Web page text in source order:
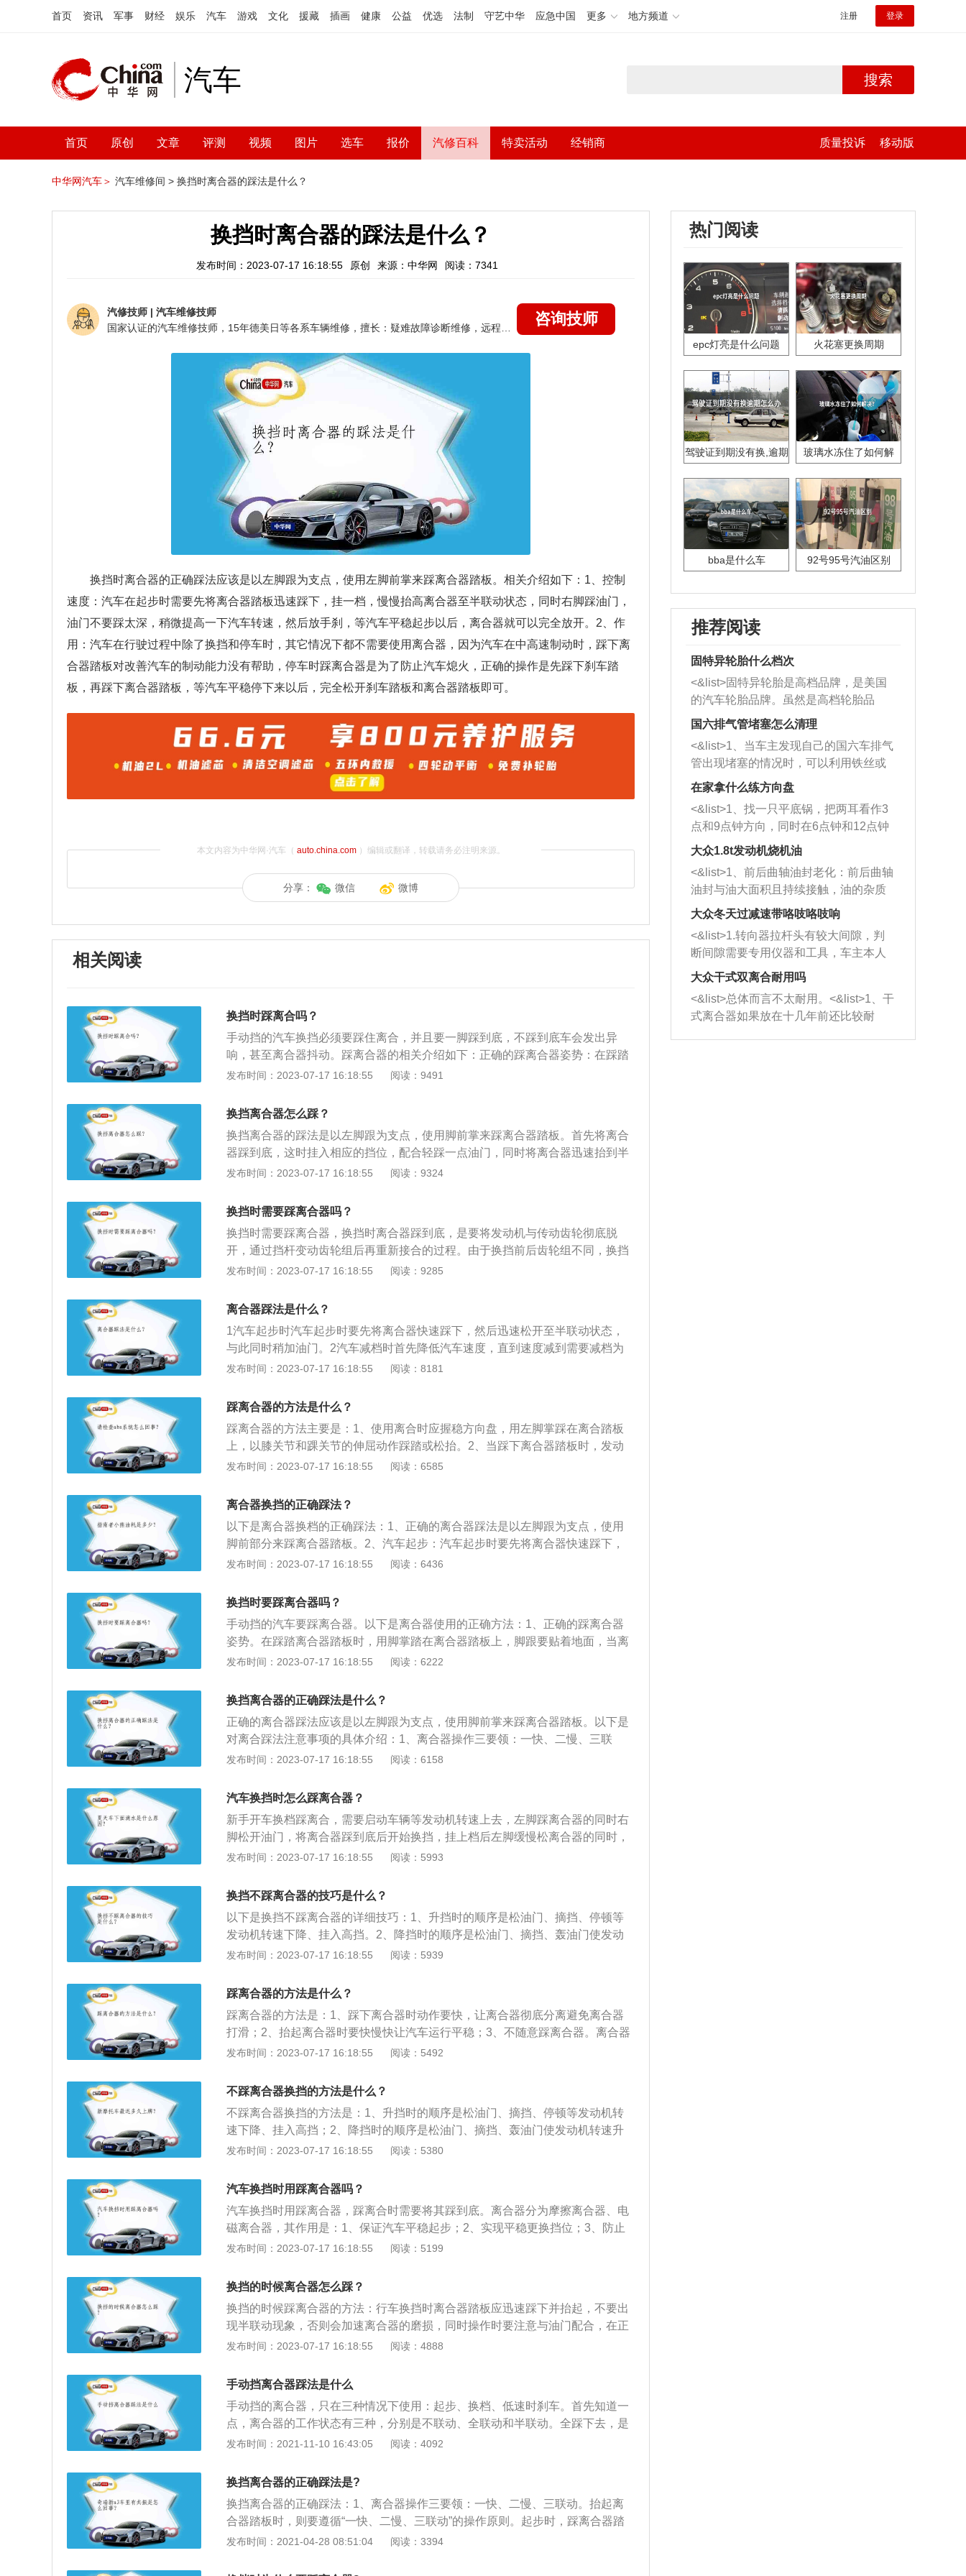
首页 资讯 军事 财经 娱乐 汽车 游戏 文化 援藏 插画 健康 公益 优选 法制 守艺中华 应急中国 更多 地方频道 注册 登录
汽车 搜索
首页 原创 文章 评测 视频 图片 选车 报价 汽修百科 特卖活动 经销商 质量投诉 移动版
中华网汽车＞ 汽车维修间 > 换挡时离合器的踩法是什么？
换挡时离合器的踩法是什么？
发布时间：2023-07-17 16:18:55 原创 来源：中华网 阅读：7341
汽修技师 | 汽车维修技师
咨询技师
换挡时离合器的正确踩法应该是以左脚跟为支点，使用左脚前掌来踩离合器踏板。相关介绍如下：1、控制
速度：汽车在起步时需要先将离合器踏板迅速踩下，挂一档，慢慢抬高离合器至半联动状态，同时右脚踩油门，
油门不要踩太深，稍微提高一下汽车转速，然后放手刹，等汽车平稳起步以后，离合器就可以完全放开。2、作
用：汽车在行驶过程中除了换挡和停车时，其它情况下都不需要使用离合器，因为汽车在中高速制动时，踩下离
合器踏板对改善汽车的制动能力没有帮助，停车时踩离合器是为了防止汽车熄火，正确的操作是先踩下刹车踏
板，再踩下离合器踏板，等汽车平稳停下来以后，完全松开刹车踏板和离合器踏板即可。
本文内容为中华网·汽车（ auto.china.com）编辑或翻译，转载请务必注明来源。
分享： 微信 微博
相关阅读
换挡时踩离合吗？
手动挡的汽车换挡必须要踩住离合，并且要一脚踩到底，不踩到底车会发出异
响，甚至离合器抖动。踩离合器的相关介绍如下：正确的踩离合器姿势：在踩踏
离合器踏板时，用脚掌踏在离合器踏板上，脚跟要贴着地面，当离合器踩到最低
状态，要确保离合器完全分离，不至于磨损；控制离合的时机：在开车时，离合
器不要松得太快或刻意将发动机转速提升得过高。这会加速离合器的损耗。
发布时间：2023-07-17 16:18:55 阅读：9491
换挡离合器怎么踩？
换挡离合器的踩法是以左脚跟为支点，使用脚前掌来踩离合器踏板。首先将离合
器踩到底，这时挂入相应的挡位，配合轻踩一点油门，同时将离合器迅速抬到半
联动位置，感到离合吻合之后，这时就可以完全放掉离合器。离合器位于发动机
的输出轴就是变速箱的输入轴。其作用是驾驶员的正确操纵，实现离合器前后部
分间接作用起步。
发布时间：2023-07-17 16:18:55 阅读：9324
换挡时需要踩离合器吗？
换挡时需要踩离合器，换挡时离合器踩到底，是要将发动机与传动齿轮彻底脱
开，通过挡杆变动齿轮组后再重新接合的过程。由于换挡前后齿轮组不同，换挡
后要接合的齿轮组间有转速差，是通过同步器实现同步的。进挡过程中，如果离
合，轻则加剧磨损，严重的话会发生打齿，造成变速箱损坏。换挡技术要求可归
纳为八个字：及时、正确、平稳、迅速。
发布时间：2023-07-17 16:18:55 阅读：9285
离合器踩法是什么？
1汽车起步时汽车起步时要先将离合器快速踩下，然后迅速松开至半联动状态，
与此同时稍加油门。2汽车减档时首先降低汽车速度，直到速度减到需要减档为
止，迅速踩下离合，控制离合器。3汽车增档时加大油门以提高汽车的转速，快
车转速需要在15KM/H以下时踩下离合器，然后使用刹车将汽车停下。
发布时间：2023-07-17 16:18:55 阅读：8181
踩离合器的方法是什么？
踩离合器的方法主要是：1、使用离合时应握稳方向盘，用左脚掌踩在离合踏板
上，以膝关节和踝关节的伸屈动作踩踏或松抬。2、当踩下离合器踏板时，发动
机动力与传动部分分离，踩踏动作要迅速，并一次踩到底使分离彻底，以防离合
合要有层次，根据需要决定松抬速度。扩展内容：起步时，开始可快松一段，此
段是压盘的空行程，待压盘压到从动盘时，发动机的声音变沉，车身有些发抖，
踏板在此位置稍加停顿，迅速放松手刹，待车动起来时，再缓慢松抬，同时右脚
逐渐加油，当离合完全结合后可较快将脚移开。
发布时间：2023-07-17 16:18:55 阅读：6585
离合器换挡的正确踩法？
以下是离合器换档的正确踩法：1、正确的离合器踩法是以左脚跟为支点，使用
脚前部分来踩离合器踏板。2、汽车起步：汽车起步时要先将离合器快速踩下，
然后迅速松开至半联动状态，与此同时稍加油门，提高汽车转速，再慢慢轻抬离
至速度减到需要减档为止，迅速踩下离合，然后用“一快、二慢、三联动”的原则
来控制离合器。4、汽车增档：加大油门以提高汽车的转速，然后快速踩下离合
器，轻抬离合器，可在轻抬离合器过程中稍加油门。5、汽车停车：汽车转速需
要在15KM/H以内踩下离合器，然后使用刹车将汽车停下，完全停车后，慢慢松
开离合器。
发布时间：2023-07-17 16:18:55 阅读：6436
换挡时要踩离合器吗？
手动挡的汽车要踩离合器。以下是离合器使用的正确方法：1、正确的踩离合器
姿势。在踩踏离合器踏板时，用脚掌踏在离合器踏板上，脚跟要贴着地面，当离
合器踩到最低点时，膝盖要保持微曲；2、踩离合器时要踩到最低点。避免离合
时，离合器不要松得太快或刻意将发动机转速提升得过高。这会加速离合器的损
耗；4、在完全踩下离合器踏板后才换档；5、在踩离合器踏板时，加速踏板应该
迅速松开；6、注意离合器操作要和手部换档动作相配合。在手部未能顺利换档
时，应该先松开离合器，然后再踩离合器一次，再换档，切勿强行换档，否则会
让变速器的齿轮产生摩擦，导致损坏；7、注意在行车时，左脚切勿总放在离合
发布时间：2023-07-17 16:18:55 阅读：6222
换挡离合器的正确踩法是什么？
正确的离合器踩法应该是以左脚跟为支点，使用脚前掌来踩离合器踏板。以下是
对离合踩法注意事项的具体介绍：1、离合器操作三要领：一快、二慢、三联
动。2、起步时，踩离合器踏板时动作要利落，一脚到底，使离合器彻底分离。
的比较稳当、彻底，切记不要用脚心或者脚后部踩离合器。在踩离合器时，脚跟
要着地，只是前脚掌来回的上下移动。2、快踩。准备起步或者换挡时，要快速
的踩下离合器，不要太慢的踩，或者断断续续的踩。这就要求踩离合器时反应要
快，说踩就踩，不能迟疑。踩离合器的同时，脚要在油门上移开，不要踩油门。
3、离合器踩到底。在踩离合器时，要记住一定要踩到底，否则会加快离合器的
抬。踩下离合器后，迅速换完档或成功起步后，要慢慢的抬起离合，特别是换2
档和3档时，要慢，不然汽车会发生闯动。慢抬离合器的同时，右脚要轻点油
门。
发布时间：2023-07-17 16:18:55 阅读：6158
汽车换挡时怎么踩离合器？
新手开车换档踩离合，需要启动车辆等发动机转速上去，左脚踩离合器的同时右
脚松开油门，将离合器踩到底后开始换挡，挂上档后左脚缓慢松离合器的同时，
右脚逐渐加油门即可完成。以下关于踩离合的方法：1.正确的踩离合器姿势。在
最低点时，膝盖要保持微曲。2.踩离合器时要踩到最低点。避免离合器长时间处
于接合状态，要确保离合器完全分离，不至于磨损。3.控制离合的时机。在开车
时，离合器不要松得太快或刻意将发动机转速提升得过高。这会加速离合器的损
耗。4.在完全踩下离合器踏板后才换档。5.在踩离合器踏板时，加速踏板应该迅
速松开。6.离合器操作要和手部换档动作相配合。在手部未能顺利换档时，应该
板上。
发布时间：2023-07-17 16:18:55 阅读：5993
换挡不踩离合器的技巧是什么？
以下是换挡不踩离合器的详细技巧：1、升挡时的顺序是松油门、摘挡、停顿等
发动机转速下降、挂入高挡。2、降挡时的顺序是松油门、摘挡、轰油门使发动
机转速升高、挂入低挡。以下是关于离合器的工作原理：1、当内座圈固定时，
动楔块锁止，外座圈不能转动。以下是关于离合器的作用有：1、使汽车的驱动
力逐渐增大，让汽车平稳起步。2、使发动机和变速箱暂时分离后进行换挡。3、
防止传动系统过载。4、降低发动机带来的扭震冲击，延长变速齿轮寿命。
发布时间：2023-07-17 16:18:55 阅读：5939
踩离合器的方法是什么？
踩离合器的方法是：1、踩下离合器时动作要快，让离合器彻底分离避免离合器
打滑；2、抬起离合器时要快慢快让汽车运行平稳；3、不随意踩离合器。离合器
使用注意事项是：1、离合器安装前必须清洗干净，去除防锈脂及杂物；2、离合
必须在摩擦片间加润滑油；4、电源及控制线路，离合器电源为直流24伏；5、牙
嵌式电磁离合器安装时，必须保证端面齿之间有一定间隙，使空转时无磨齿现
象。
发布时间：2023-07-17 16:18:55 阅读：5492
不踩离合器换挡的方法是什么？
不踩离合器换挡的方法是：1、升挡时的顺序是松油门、摘挡、停顿等发动机转
速下降、挂入高挡；2、降挡时的顺序是松油门、摘挡、轰油门使发动机转速升
高、挂入低挡。离合器的工作原理是：1、当内座圈固定时，外座圈顺时针方向
圈不能转动。离合器的作用有：1、使汽车的驱动力逐渐增大，让汽车平稳起
步；2、使发动机和变速箱暂时分离后进行换挡；3、防止传动系统过载；4、降
低发动机带来的扭震冲击，延长变速齿轮寿命。
发布时间：2023-07-17 16:18:55 阅读：5380
汽车换挡时用踩离合器吗？
汽车换挡时用踩离合器，踩离合时需要将其踩到底。离合器分为摩擦离合器、电
磁离合器，其作用是：1、保证汽车平稳起步；2、实现平稳更换挡位；3、防止
传动系统过载。离合器失灵的原因：1、动盘磨擦片磨损过度或铆钉外露；2、离
或老化变硬；5、离合器与飞轮接合螺栓松动；6、离合器总泵回油孔堵塞；7、
离合器踏板上沾有水渍或油渍影响受力程度。
发布时间：2023-07-17 16:18:55 阅读：5199
换挡的时候离合器怎么踩？
换挡的时候踩离合器的方法：行车换挡时离合器踏板应迅速踩下并抬起，不要出
现半联动现象，否则会加速离合器的磨损，同时操作时要注意与油门配合，在正
常行车时离合器是处在紧密接合状态，离合器应无滑转。在开车时除汽车起步、
器踏板上。行车时把脚长时间放在离合器踏板上，很容易造成离合器打滑、离合
器片烧蚀等现象，严重时甚至使离合器压盘、飞轮端面烧蚀拉伤，导致离合器压
紧弹簧退火等故障
发布时间：2023-07-17 16:18:55 阅读：4888
手动挡离合器踩法是什么
手动挡的离合器，只在三种情况下使用：起步、换档、低速时刹车。首先知道一
点，离合器的工作状态有三种，分别是不联动、全联动和半联动。全踩下去，是
不联动；松一半，是半联动（起步的时候）；不踩，是全联动。踩下或松开离合
向变速器输入的动力。汽车在起步时需要有一定的半联动时间，以保证起步的平
顺。而汽车起步时的半联动，是最难掌握的，离合松的力度不对，非常容易导致
熄火。方法：松离合的时候，一定不可以猛松，要缓慢的松，当松到大约一半
时，车辆就会开始抖动，这时可以轻给油门，或者继续缓慢松离合都可以。这里
记住一点：只要踩住离合，车子就不会熄火。如果感觉要熄火了，马上踩住离合
发布时间：2021-11-10 16:43:05 阅读：4092
换挡离合器的正确踩法是?
换挡离合器的正确踩法：1、离合器操作三要领：一快、二慢、三联动。抬起离
合器踏板时，则要遵循“一快、二慢、三联动”的操作原则。起步时，踩离合器踏
板时动作要利落，一脚到底，使离合器彻底分离；2、所谓“一快、二慢、三联
渐结合至半联动后，踏板抬起的速度开始放慢，在半联动到完全结合的过程中，
发布时间：2021-04-28 08:51:04 阅读：3394
热门阅读
epc灯亮是什么问题 火花塞更换周期
驾驶证到期没有换,逾期
玻璃水冻住了如何解
bba是什么车 92号95号汽油区别
推荐阅读
固特异轮胎什么档次
<&list>固特异轮胎是高档品牌，是美国
的汽车轮胎品牌。虽然是高档轮胎品
牌，但是中高低端的轮胎都有生产，这
也是为了更好的开拓市场。
国六排气管堵塞怎么清理
<&list>1、当车主发现自己的国六车排气
管出现堵塞的情况时，可以利用铁丝或
者是细棍，直接将杂物给取出来，如果
堵塞情况比较严重，也可以采取应急措
施。 <&list>2、直接利用木棍将所有的
杂物推到排气管里面的位置处，然后将
三元催化器拆解开，就可以将堵塞的东
西取出来。但如果是因为积碳过多引起
的堵塞，就需要将三元催化器泡在草酸
洗剂对堵塞的情况得到解决，将清洗剂
放在燃油箱中，与燃油混合后，车辆启
动时，就可以和汽油一起进入到燃烧
室，最后形成废气排出，就可以让三元
催化器得到清洗，排气管堵塞的情况就
能够得到解决。
在家拿什么练方向盘
<&list>1、找一只平底锅，把两耳看作3
点和9点钟方向，同时在6点钟和12点钟
方向做一个标记。 <&list>2、双手握住
一圈半的练习，往右同样也要打相同的
圈数。 <&list>3、最后强调要反复练
习，这样就可以形成肌肉记忆，在真实
驾驶车辆时，不需要记忆也能打好方
向。
大众1.8t发动机烧机油
<&list>1、前后曲轴油封老化：前后曲轴
油封与油大面积且持续接触，油的杂质
和发动机内持续温度变化使其密封效果
逐渐减弱，导致渗油或漏油。<&list>2、
活塞间隙过大：积碳会使活塞环与缸体
的间隙扩大，导致机油流入燃烧室中，
造成烧机油。<&list>3、机油粘度。使用
机油粘度过小的话，同样会有烧机油现
象，机油粘度过小具有很好的流动性，
大众冬天过减速带咯吱咯吱响
<&list>1.转向器拉杆头有较大间隙，判
断间隙需要专用仪器和工具，车主本人
无法制作，需要将车辆送到修理厂或4s
店；<&list>2.车辆半轴套管防尘罩破
裂，破裂后会出现漏油现象，使半轴磨
损严重，磨损的半轴容易损坏，产生异
响；<&list>3.稳定器的转向胶套和球头
大众干式双离合耐用吗
<&list>总体而言不太耐用。<&list>1、干
式离合器如果放在十几年前还比较耐